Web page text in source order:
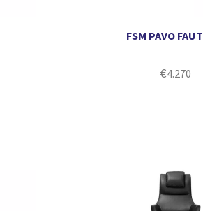
FSM PAVO
€4.270